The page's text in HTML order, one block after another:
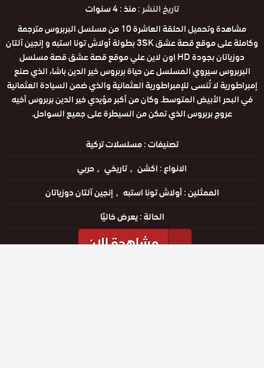
تاريخ النشر :منذ : 4 سنوات
مشاهدة وتحميل الحلقة العاشرة 10 من مسلسل البربروس مترجمة
وكاملة على موقع قصة عشق 3SK بطولة أولاش تونا استبه و إنجين آلتان
دوزياتان بجودة HD اون لاين علي موقع قصة عشق قصة مسلسل
البربروس سيروي المسلسل عن حياة بربروس خير الدين باشا، الذي صنع
إمبراطورية لا تُنسى للإمبراطورية العثمانية والذي ضمن السيادة العثمانية
في البحر الأبيض المتوسط. وكان من أكبر مؤيدي خير الدين بربروس أخيه
عروج بربروس الذي تمكن من السيطرة على جميع السواحل.
تصنيفات :مسلسلات تركية
الانواع :اكشن تاريخي
حربي
الممثلين :أولاش تونا استبه
إنجين آلتان دوزياتان
الحالة :يعرض خاليًا
مشاهدة الان